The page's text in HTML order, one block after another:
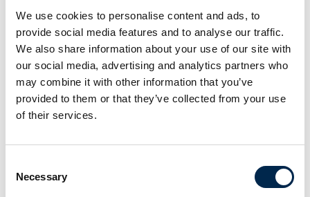
We use cookies to personalise content and ads, to
provide social media features and to analyse our traffic.
We also share information about your use of our site with
our social media, advertising and analytics partners who
may combine it with other information that you’ve
provided to them or that they’ve collected from your use
of their services.
Selection
Necessary
Reichstein. “Implementeringen var nem, og mindre
justeringer sker hurtigt – der bliver rykket på opgaverne. Vi er
meget tilfredse, der hvor vi er nu, og jeg forventer, at vi har et
program, som kan hjælpe os med mange af de ting, som vi
får behov for i fremtiden. Med Truckplanner føler vi, at vi kan
samle en større del af vores organisation i ét system, hvilket
vi ser som en stor styrke – og det, sammen med en fornuftig
mange andre i transportbranchen.”